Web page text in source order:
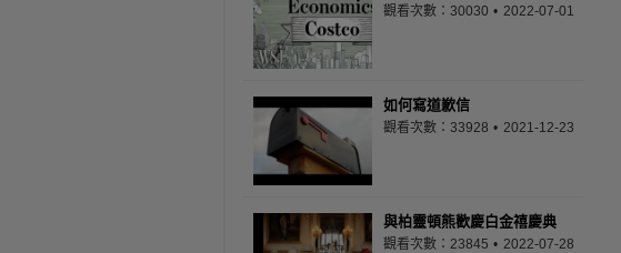
觀看次數：30030 2022-07-01
如何寫道歉信
觀看次數：33928 2021-12-23
與柏靈頓熊歡慶白金禧慶典
觀看次數：23845 2022-07-28